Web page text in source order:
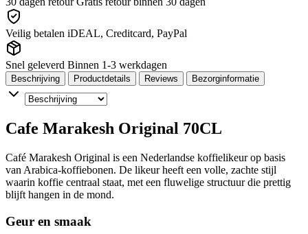
Veilig betalen iDEAL, Creditcard, PayPal
Snel geleverd Binnen 1-3 werkdagen
Beschrijving Productdetails Reviews Bezorginformatie
Cafe Marakesh Original 70CL
Café Marakesh Original is een Nederlandse koffielikeur op basis
van Arabica-koffiebonen. De likeur heeft een volle, zachte stijl
waarin koffie centraal staat, met een fluwelige structuur die prettig
blijft hangen in de mond.
Geur en smaak